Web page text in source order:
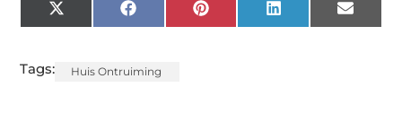
X
(Twitter)
FacebookPinterest LinkedIn Email
Tags: Huis Ontruiming